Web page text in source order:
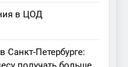
в ЦОД
Санкт-Петербурге: